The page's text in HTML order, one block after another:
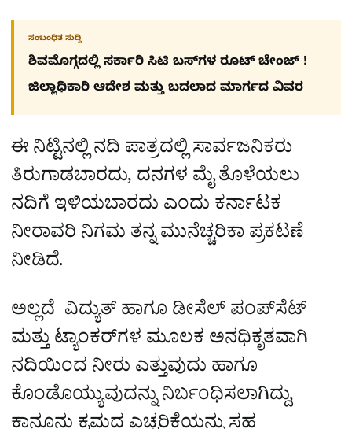
ಸಂಬಂಧಿತ ಸುದ್ದಿ
ಶಿವಮೊಗ್ಗದಲ್ಲಿ ಸರ್ಕಾರಿ ಸಿಟಿ ಬಸ್​ಗಳ ರೂಟ್ ಚೇಂಜ್ !
ಜಿಲ್ಲಾಧಿಕಾರಿ ಆದೇಶ ಮತ್ತು ಬದಲಾದ ಮಾರ್ಗದ ವಿವರ
ಈ ನಿಟ್ಟಿನಲ್ಲಿ ನದಿ ಪಾತ್ರದಲ್ಲಿ ಸಾರ್ವಜನಿಕರು
ತಿರುಗಾಡಬಾರದು, ದನಗಳ ಮೈ ತೊಳೆಯಲು
ನದಿಗೆ ಇಳಿಯಬಾರದು ಎಂದು ಕರ್ನಾಟಕ
ನೀರಾವರಿ ನಿಗಮ ತನ್ನ ಮುನೆಚ್ಚರಿಕಾ ಪ್ರಕಟಣೆ
ನೀಡಿದೆ.
ಅಲ್ಲದೆ ವಿದ್ಯುತ್ ಹಾಗೂ ಡೀಸೆಲ್ ಪಂಪ್‌ಸೆಟ್
ಮತ್ತು ಟ್ಯಾಂಕರ್‌ಗಳ ಮೂಲಕ ಅನಧಿಕೃತವಾಗಿ
ನದಿಯಿಂದ ನೀರು ಎತ್ತುವುದು ಹಾಗೂ
ಕೊಂಡೊಯ್ಯುವುದನ್ನು ನಿರ್ಬಂಧಿಸಲಾಗಿದ್ದು,